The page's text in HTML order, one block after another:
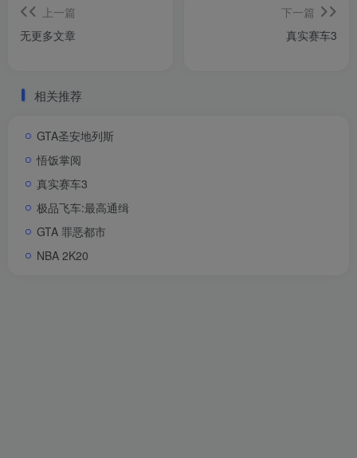
上一篇
无更多文章
下一篇
真实赛车3
相关推荐
GTA圣安地列斯
悟饭掌阅
真实赛车3
极品飞车:最高通缉
GTA 罪恶都市
NBA 2K20